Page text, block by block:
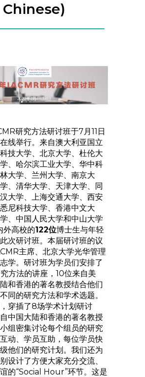
Chinese)
研究方法研讨班于7月11日
线举行。来自澳大利亚国立
技大学、北京大学、杜伦大
、哈尔滨工业大学、华中科
大学、兰州大学、南京大
、清华大学、天津大学、同
大学、上海交通大学、西安
尼科技大学、香港中文大
、中国人民大学和中山大学
外高校的122位博士生与年轻
次研讨班。本届研讨班的议
主席、北京大学光华管理
学。研讨班为学员们安排了
方法的讲座，10位来自美
和香港的著名教授结合他们
同的研究方法和学术选题。
穿插了8场学术计划研讨
中国大陆和香港的著名教授
组密集讨论每个组员的研究
动、学员互助，每位学员快
他们的研究计划。我们还为
设计了方便大家充分交流、
的“Social Hour”环节。这是